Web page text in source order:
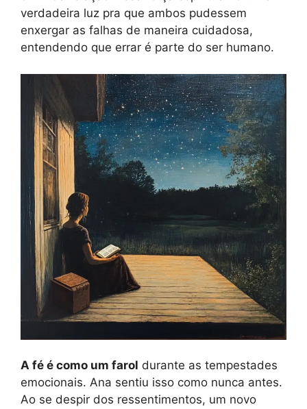
verdadeira luz pra que ambos pudessem
enxergar as falhas de maneira cuidadosa,
entendendo que errar é parte do ser humano.
A fé é como um farol durante as tempestades
emocionais. Ana sentiu isso como nunca antes.
Ao se despir dos ressentimentos, um novo